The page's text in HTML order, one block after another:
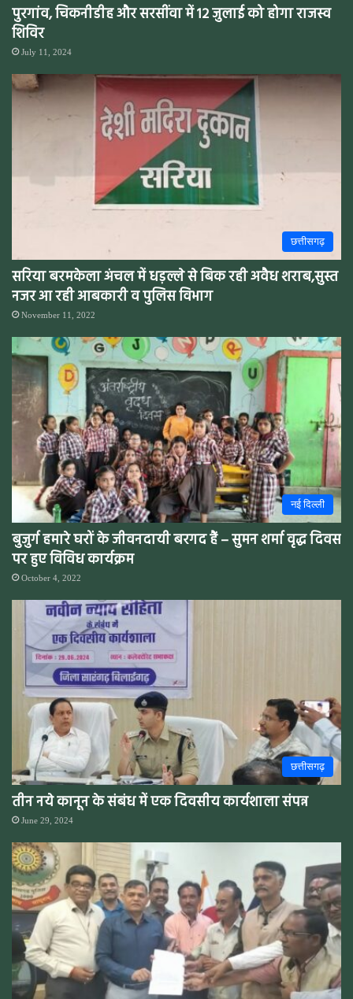
पुरगांव, चिकनीडीह और सरसींवा में 12 जुलाई को होगा राजस्व
शिविर
July 11, 2024
छत्तीसगढ़
सरिया बरमकेला अंचल में धड़ल्ले से बिक रही अवैध शराब,सुस्त
नजर आ रही आबकारी व पुलिस विभाग
November 11, 2022
नई दिल्ली
बुजुर्ग हमारे घरों के जीवनदायी बरगद हैं – सुमन शर्मा वृद्ध दिवस
पर हुए विविध कार्यक्रम
October 4, 2022
छत्तीसगढ़
तीन नये कानून के संबंध में एक दिवसीय कार्यशाला संपन्न
June 29, 2024